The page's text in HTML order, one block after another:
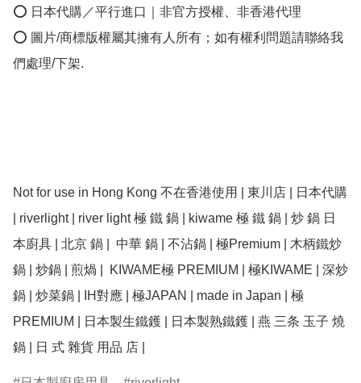
⭕ 日本代購／平行進口｜非官方授權、非香港代理
⭕ 圖片/商標版權屬其擁有人所有；如有權利問題請聯絡我
們處理/下架.
Not for use in Hong Kong 不在香港使用 | 東川店 | 日本代購
| riverlight | river light 極 鐵 鍋 | kiwame 極 鐵 鍋 | 炒 鍋 日
本廚具 | 北京 鍋 |  中華 鍋 | 不沾鍋 | 極Premium | 木柄鐵炒
鍋 | 炒鍋 | 煎煱 |  KIWAME極 PREMIUM | 極KIWAME | 深炒
鍋 | 炒菜鍋 | IH對應 | 極JAPAN | made in Japan | 極
PREMIUM | 日本製生鐵鑊 | 日本製熟鐵鑊 | 燕 三条 玉子 燒